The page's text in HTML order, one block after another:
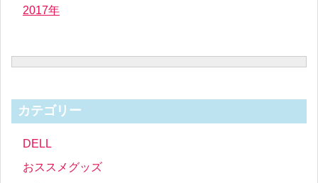
2017年
カテゴリー
DELL
おススメグッズ